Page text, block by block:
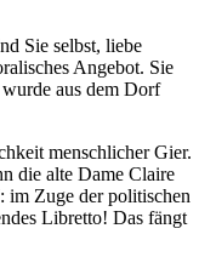
Sie selbst, liebe
Angebot. Sie
aus dem Dorf
menschlicher Gier.
die alte Dame Claire
im Zuge der politischen
Libretto! Das fängt